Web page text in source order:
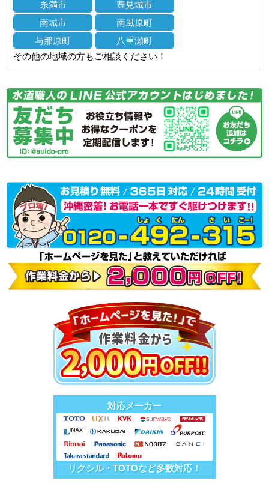
糸満市
豊見城市
南城市
南風原町
与那原町
八重瀬町
その他の地域の方もご相談ください！
対応メーカー
リクシル・TOTOなど多数対応！